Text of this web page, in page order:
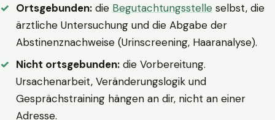
Ortsgebunden: die Begutachtungsstelle selbst, die
ärztliche Untersuchung und die Abgabe der
Abstinenznachweise (Urinscreening, Haaranalyse).
Nicht ortsgebunden: die Vorbereitung.
Ursachenarbeit, Veränderungslogik und
Gesprächstraining hängen an dir, nicht an einer
Adresse.